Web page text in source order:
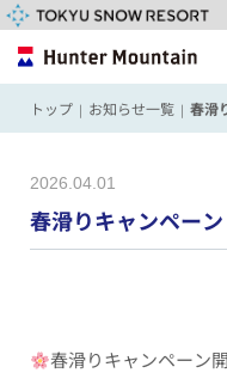
トップ | お知らせ一覧 | 春滑
2026.04.01
春滑りキャンペーン
春滑りキャンペーン